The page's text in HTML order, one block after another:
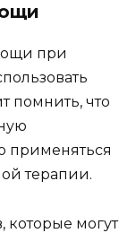
при
помнить, что
терапии.
которые могут